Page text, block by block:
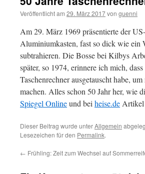
Veröffentlicht am 29. März 2017von guenni
Am 29. März 1969 präsentierte der
Aluminiumkasten, fast so dick wie ein
subtrahieren. Die Bosse bei Kilbys
später, so 1974, erinnere ich mich,
Taschenrechner ausgetauscht habe,
machen. Alles schon 50 Jahr her, wie
Spiegel Onlineund bei heise.de Artikel
Dieser Beitrag wurde unterAllgemein
Lesezeichen für den Permalink.
← Frühling: Zeit zum Wechsel auf